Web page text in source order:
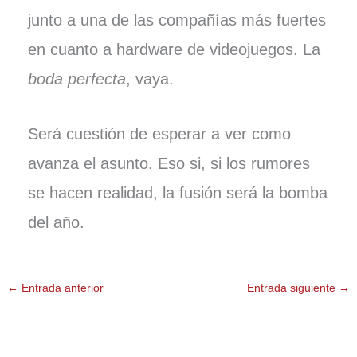
junto a una de las compañías más fuertes
en cuanto a hardware de videojuegos. La
boda perfecta, vaya.
Será cuestión de esperar a ver como
avanza el asunto. Eso si, si los rumores
se hacen realidad, la fusión será la bomba
del año.
← Entrada anterior Entrada siguiente →